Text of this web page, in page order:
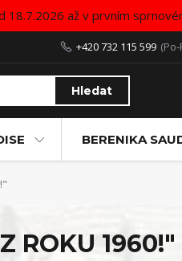
až v prvním
Hledat
+420 732 115 599
BERENIKA
ROKU 1960!"